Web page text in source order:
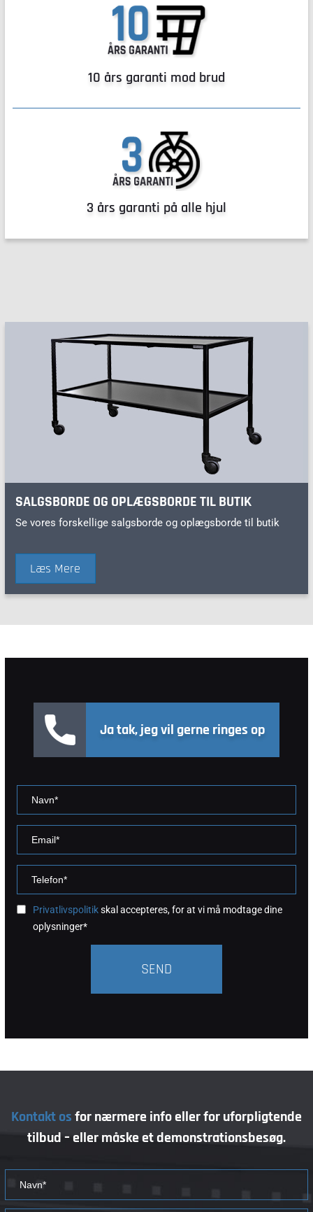
10 års garanti mod brud
3 års garanti på alle hjul
SALGSBORDE OG OPLÆGSBORDE TIL BUTIK
Se vores forskellige salgsborde og oplægsborde til butik
Læs Mere
Ja tak, jeg vil gerne ringes op
Privatlivspolitikskal accepteres, for at vi må modtage dine
oplysninger*
Kontakt osfor nærmere info eller for uforpligtende
tilbud– eller måske et demonstrationsbesøg.